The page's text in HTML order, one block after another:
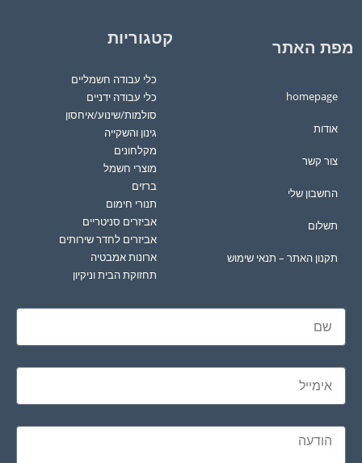
מפת האתר
homepage
אודות
צור קשר
החשבון שלי
תשלום
תקנון האתר – תנאי שימוש
קטגוריות
כלי עבודה חשמליים
כלי עבודה ידניים
סולמות/שינוע/איחסון
גינון והשקייה
מקלחונים
מוצרי חשמל
ברזים
תנורי חימום
אביזרים סניטריים
אביזרים לחדר שירותים
ארונות אמבטיה
תחזוקת הבית וניקיון